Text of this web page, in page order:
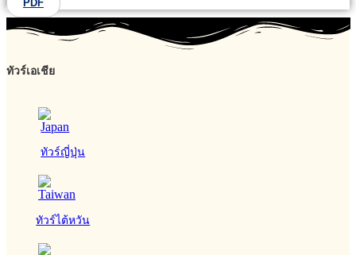
PDF
ทัวร์เอเชีย
ทัวร์ญี่ปุ่น
ทัวร์ไต้หวัน